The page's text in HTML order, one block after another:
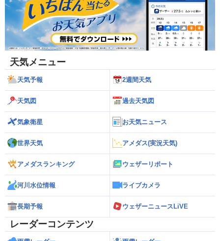
天気メニュー
天気予報 2週間天気
天気図 過去天気図
気象衛星 お天気ニュース
世界天気 アメダス(実況天気)
アメダスランキング ウェザーリポート
河川水位情報 ライブカメラ
長期予報 ウェザーニュースLiVE
レーダーコンテンツ